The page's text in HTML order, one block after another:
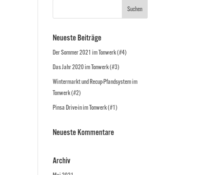
Neueste Beiträge
Der Sommer 2021 im Tonwerk (#4)
Das Jahr 2020 im Tonwerk (#3)
Wintermarkt und Recup-Pfandsystem im
Tonwerk (#2)
Pinsa Drive-in im Tonwerk (#1)
Neueste Kommentare
Archiv